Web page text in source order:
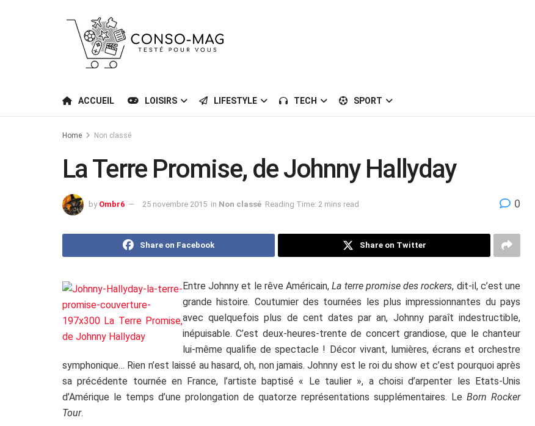
ACCUEIL LOISIRS LIFESTYLE TECH SPORT
Home Non classé
La Terre Promise, de Johnny Hallyday
by Ombr6 25 novembre 2015 in Non classé Reading Time: 2 mins read 0
Share on Facebook Share on Twitter
Entre Johnny et le rêve Américain,La terre promise des rockers, dit-il, c’est une
grande histoire. Coutumier des tournées les plus impressionnantes du pays
avec quelquefois plus de cent dates par an, Johnny paraît indestructible,
inépuisable. C’est deux-heures-trente de concert grandiose, que le chanteur
lui-même qualifie de spectacle ! Décor vivant, lumières, écrans et orchestre
symphonique… Rien n’est laissé au hasard, oh, non jamais. Johnny est le roi du show et c’est pourquoi après
sa précédente tournée en France, l’artiste baptisé « Le taulier », a choisi d’arpenter les Etats-Unis
d’Amérique le temps d’une prolongation de quatorze représentations supplémentaires. Le Born Rocker
Tour.